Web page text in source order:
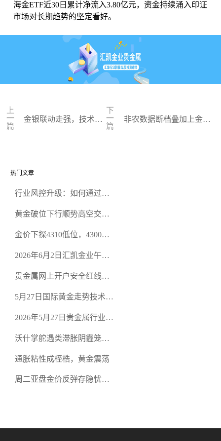
海金ETF近30日累计净流入3.80亿元，资金持续涌入印证
市场对长期趋势的坚定看好。
上
一
篇
金银联动走强，技术性
下
一
篇
非农数据断档叠加上金所
热门文章
行业风控升级：如何通过正
规黄金开户交易平台？
黄金破位下行顺势高空交易
金价下探4310低位，4300关
2026年6月2日汇凯金业午盘
空头清算算法如何布防？
贵金属网上开户安全红线：
恶意洗盘陷阱
5月27日国际黄金走势技术盘
规黄金平台全方位行情解析
2026年5月27日贵金属行业新
正规贵金属开户平台迎开户
热潮
沃什掌舵遇类滞胀阴霾笼
通胀粘性成桎梏，黄金震荡
周二亚盘金价反弹存隐忧，